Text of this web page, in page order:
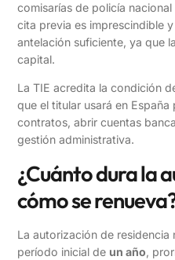
comisarías de policía
cita previa es imprescindible
antelación suficiente, ya que
capital.
La TIE acredita la condición
que el titular usará en
contratos, abrir cuentas
gestión administrativa.
¿Cuánto dura la
cómo se
La autorización de
período inicial de un año,